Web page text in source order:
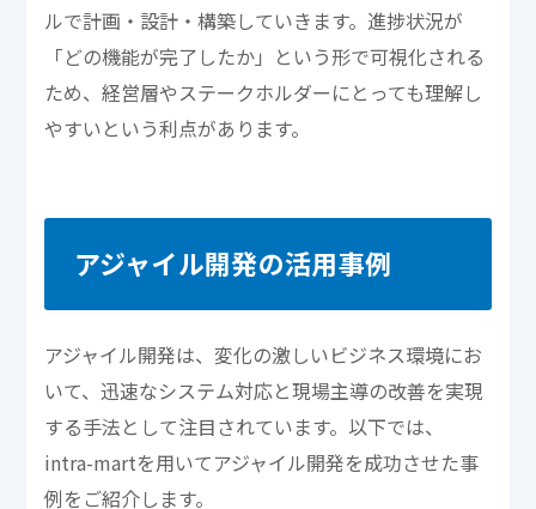
ルで計画・設計・構築していきます。進捗状況が
「どの機能が完了したか」という形で可視化される
ため、経営層やステークホルダーにとっても理解し
やすいという利点があります。
アジャイル開発の活用事例
アジャイル開発は、変化の激しいビジネス環境にお
いて、迅速なシステム対応と現場主導の改善を実現
する手法として注目されています。以下では、
intra-martを用いてアジャイル開発を成功させた事
例をご紹介します。